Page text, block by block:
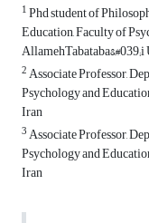
1Phd student of
Education, Faculty of
2Associate Professor,
Psychology and
Iran
3Associate Professor,
Psychology and
Iran